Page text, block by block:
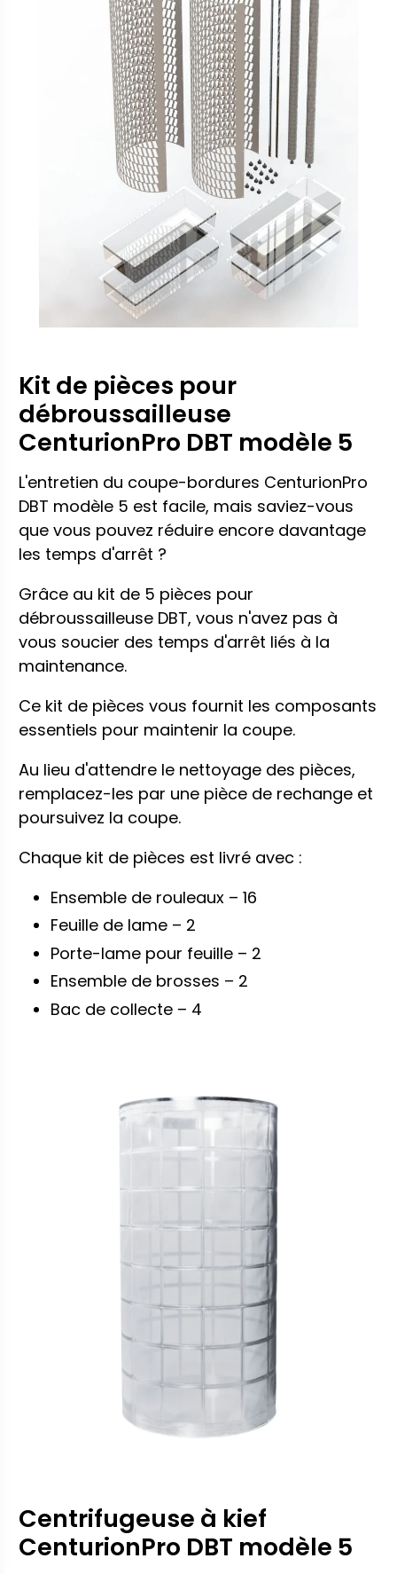
Kit de pièces pour
débroussailleuse
CenturionPro DBT modèle 5
L'entretien du coupe-bordures CenturionPro
DBT modèle 5 est facile, mais saviez-vous
que vous pouvez réduire encore davantage
les temps d'arrêt ?
Grâce au kit de 5 pièces pour
débroussailleuse DBT, vous n'avez pas à
vous soucier des temps d'arrêt liés à la
maintenance.
Ce kit de pièces vous fournit les composants
essentiels pour maintenir la coupe.
Au lieu d'attendre le nettoyage des pièces,
remplacez-les par une pièce de rechange et
poursuivez la coupe.
Chaque kit de pièces est livré avec :
Ensemble de rouleaux – 16
Feuille de lame – 2
Porte-lame pour feuille – 2
Ensemble de brosses – 2
Bac de collecte – 4
Centrifugeuse à kief
CenturionPro DBT modèle 5